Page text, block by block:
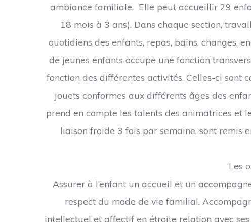
ambiance familiale. Elle peut accueillir 29
18 mois à 3 ans). Dans chaque section,
quotidiens des enfants, repas, bains, changes,
de jeunes enfants occupe une fonction
fonction des différentes activités. Celles-ci sont
jouets conformes aux différents âges des
prend en compte les talents des animatrices et
liaison froide 3 fois par semaine, sont remis
Les
Assurer à l’enfant un accueil et un
respect du mode de vie familial.
intellectuel et affectif en étroite relation avec